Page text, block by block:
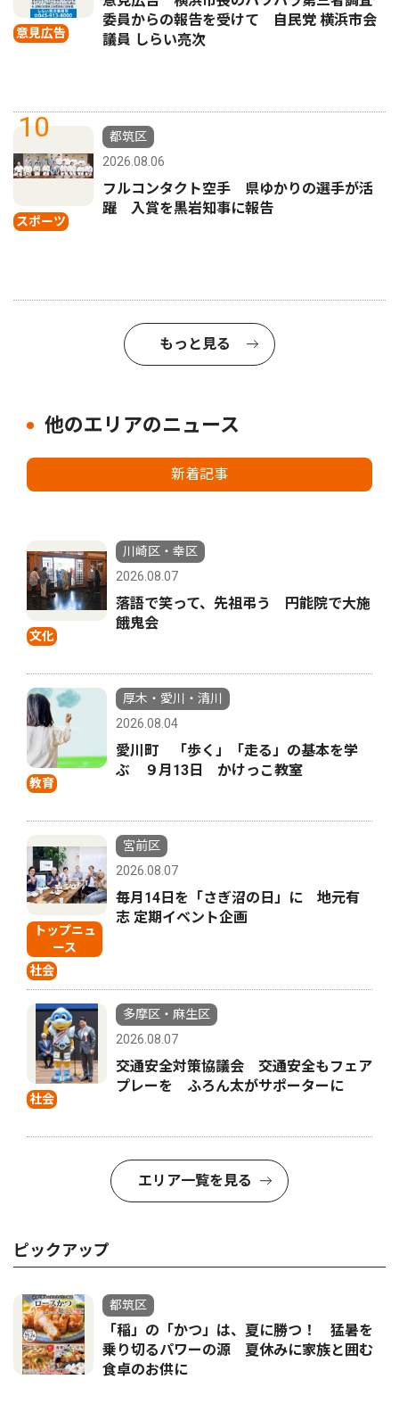
意見広告
委員からの報告を受けて 自民党 横浜市会
議員 しらい亮次
10
スポーツ
都筑区
2026.08.06
フルコンタクト空手 県ゆかりの選手が活
躍 入賞を黒岩知事に報告
もっと見る
他のエリアのニュース
新着記事
文化
川崎区・幸区
2026.08.07
落語で笑って、先祖弔う 円能院で大施
餓鬼会
教育
厚木・愛川・清川
2026.08.04
愛川町 「歩く」「走る」の基本を学
ぶ ９月13日 かけっこ教室
トップニュ
ース
社会
宮前区
2026.08.07
毎月14日を「さぎ沼の日」に 地元有
志 定期イベント企画
社会
多摩区・麻生区
2026.08.07
交通安全対策協議会 交通安全もフェア
プレーを ふろん太がサポーターに
エリア一覧を見る
ピックアップ
都筑区
「稲」の「かつ」は、夏に勝つ！ 猛暑を
乗り切るパワーの源 夏休みに家族と囲む
食卓のお供に